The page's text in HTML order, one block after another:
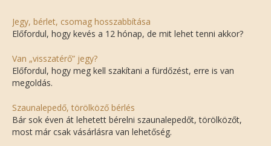
Jegy, bérlet, csomag hosszabbítása
Előfordul, hogy kevés a 12 hónap, de mit lehet tenni akkor?
Van „visszatérő” jegy?
Előfordul, hogy meg kell szakítani a fürdőzést, erre is van
megoldás.
Szaunalepedő, törölköző bérlés
Bár sok éven át lehetett bérelni szaunalepedőt, törölközőt,
most már csak vásárlásra van lehetőség.